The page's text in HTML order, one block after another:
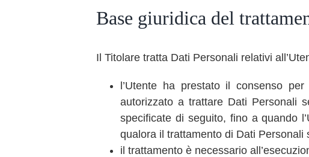
Base giuridica del
Il Titolare tratta Dati Personali relativi
l’Utente ha prestato il consenso
autorizzato a trattare Dati Personali
specificate di seguito, fino a quando
qualora il trattamento di Dati
il trattamento è necessario